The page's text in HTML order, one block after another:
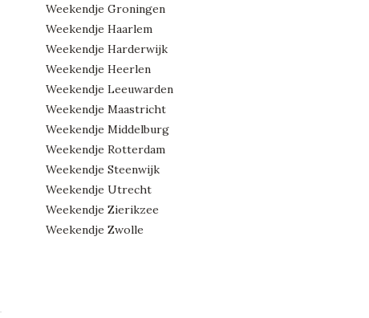
Weekendje Groningen
Weekendje Haarlem
Weekendje Harderwijk
Weekendje Heerlen
Weekendje Leeuwarden
Weekendje Maastricht
Weekendje Middelburg
Weekendje Rotterdam
Weekendje Steenwijk
Weekendje Utrecht
Weekendje Zierikzee
Weekendje Zwolle